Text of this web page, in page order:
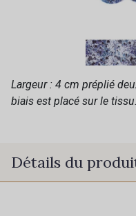
Largeur : 4 cm préplié
biais est placé sur le tissu.
Détails du